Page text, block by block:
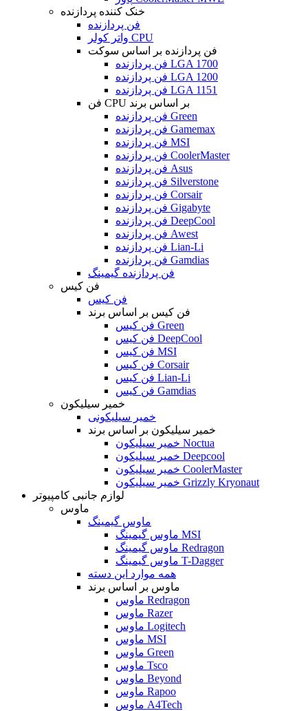
خنک کننده پردازنده
فن پردازنده
واتر کولر CPU
فن پردازنده بر اساس سوکت
فن پردازنده LGA 1700
فن پردازنده LGA 1200
فن پردازنده LGA 1151
فن CPU بر اساس برند
فن پردازنده Green
فن پردازنده Gamemax
فن پردازنده MSI
فن پردازنده CoolerMaster
فن پردازنده Asus
فن پردازنده Silverstone
فن پردازنده Corsair
فن پردازنده Gigabyte
فن پردازنده DeepCool
فن پردازنده Awest
فن پردازنده Lian-Li
فن پردازنده Gamdias
فن پردازنده گیمینگ
فن کیس
فن کیس
فن کیس بر اساس برند
فن کیس Green
فن کیس DeepCool
فن کیس MSI
فن کیس Corsair
فن کیس Lian-Li
فن کیس Gamdias
خمیر سیلیکون
خمیر سیلیکونی
خمیر سیلیکون بر اساس برند
خمیر سیلیکون Noctua
خمیر سیلیکون Deepcool
خمیر سیلیکون CoolerMaster
خمیر سیلیکون Grizzly Kryonaut
لوازم جانبی کامپیوتر
ماوس
ماوس گیمینگ
ماوس گیمینگ MSI
ماوس گیمینگ Redragon
ماوس گیمینگ T-Dagger
همه موارد این دسته
ماوس بر اساس برند
ماوس Redragon
ماوس Razer
ماوس Logitech
ماوس MSI
ماوس Green
ماوس Tsco
ماوس Beyond
ماوس Rapoo
ماوس A4Tech